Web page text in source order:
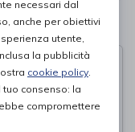
PAGINA 1 DI 1
necessari dal
anche per obiettivi
utente,
la pubblicità
cookie policy.
consenso: la
compromettere